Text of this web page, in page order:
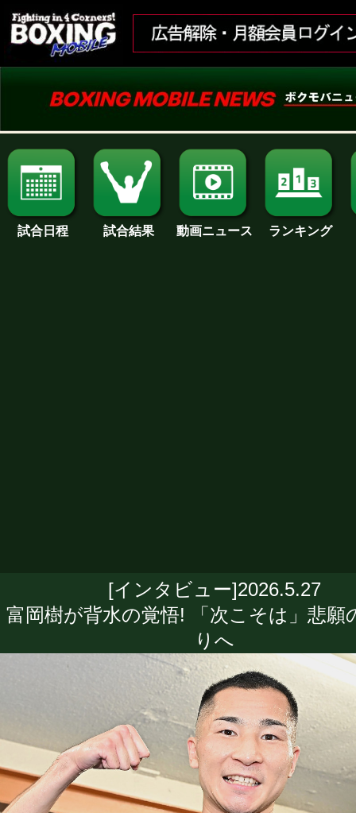
試合日程 試合結果 動画ニュース ランキング
[インタビュー]2026.5.27
富岡樹が背水の覚悟! 「次こそは」悲願
りへ